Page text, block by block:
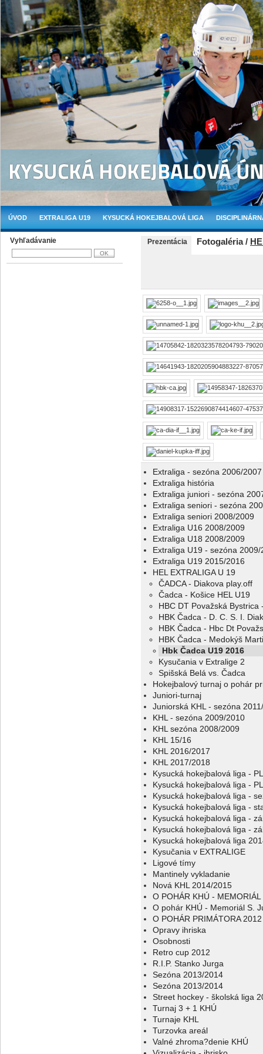
ÚVOD EXTRALIGA U19 KYSUCKÁ HOKEJBALOVÁ LIGA
Vyhľadávanie Prezentácia Fotogaléria /
Extraliga - sezóna 2006/2007
Extraliga história
Extraliga juniori - sezóna
Extraliga seniori - sezóna
Extraliga seniori 2008/2009
Extraliga U16 2008/2009
Extraliga U18 2008/2009
Extraliga U19 - sezóna 2009/
Extraliga U19 2015/2016
HEL EXTRALIGA U 19
ČADCA - Diakova play.off
Čadca - Košice HEL U19
HBC DT Považská Bystrica
HBK Čadca - D. C. S. I.
HBK Čadca - Hbc Dt
HBK Čadca - Medokýš
Hbk Čadca U19 2016
Kysučania v Extralige 2
Spišská Belá vs. Čadca
Hokejbalový turnaj o pohár
Juniori-turnaj
Juniorská KHL - sezóna
KHL - sezóna 2009/2010
KHL sezóna 2008/2009
KHL 15/16
KHL 2016/2017
KHL 2017/2018
Kysucká hokejbalová liga -
Kysucká hokejbalová liga -
Kysucká hokejbalová liga -
Kysucká hokejbalová liga -
Kysucká hokejbalová liga -
Kysucká hokejbalová liga -
Kysucká hokejbalová liga
Kysučania v EXTRALIGE
Ligové tímy
Mantinely vykladanie
Nová KHL 2014/2015
O POHÁR KHÚ - MEMORIÁL
O pohár KHÚ - Memoriál S.
O POHÁR PRIMÁTORA 2012
Opravy ihriska
Osobnosti
Retro cup 2012
R.I.P. Stanko Jurga
Sezóna 2013/2014
Sezóna 2013/2014
Street hockey - školská liga
Turnaj 3 + 1 KHÚ
Turnaje KHL
Turzovka areál
Valné zhroma?denie KHÚ